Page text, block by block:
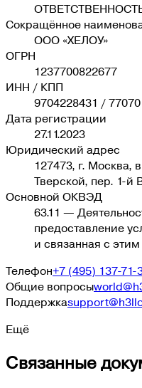
Сокращённое
ООО «ХЕЛОУ»
ОГРН
1237700822677
ИНН / КПП
9704228431 /
Дата регистрации
27.11.2023
Юридический адрес
127473, г. Москва,
Тверской, пер. 1-й
Основной ОКВЭД
63.11 —
предоставление
и связанная с
Телефон+7 (495) 137-71-
Общие вопросы
Поддержка
Ещё
Связанные